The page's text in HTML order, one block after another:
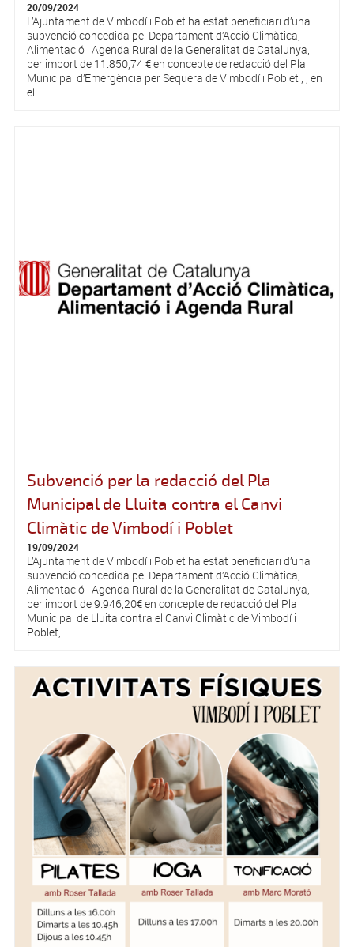
20/09/2024
L’Ajuntament de Vimbodí i Poblet ha estat beneficiari d’una
subvenció concedida pel Departament d’Acció Climàtica,
Alimentació i Agenda Rural de la Generalitat de Catalunya,
per import de 11.850,74 € en concepte de redacció del Pla
Municipal d’Emergència per Sequera de Vimbodí i Poblet , , en
el...
Subvenció per la redacció del Pla
Municipal de Lluita contra el Canvi
Climàtic de Vimbodí i Poblet
19/09/2024
L’Ajuntament de Vimbodí i Poblet ha estat beneficiari d’una
subvenció concedida pel Departament d’Acció Climàtica,
Alimentació i Agenda Rural de la Generalitat de Catalunya,
per import de 9.946,20€ en concepte de redacció del Pla
Municipal de Lluita contra el Canvi Climàtic de Vimbodí i
Poblet,...